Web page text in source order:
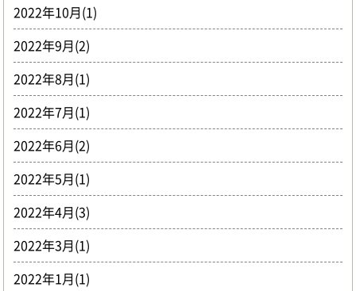
2022年10月(1)
2022年9月(2)
2022年8月(1)
2022年7月(1)
2022年6月(2)
2022年5月(1)
2022年4月(3)
2022年3月(1)
2022年1月(1)